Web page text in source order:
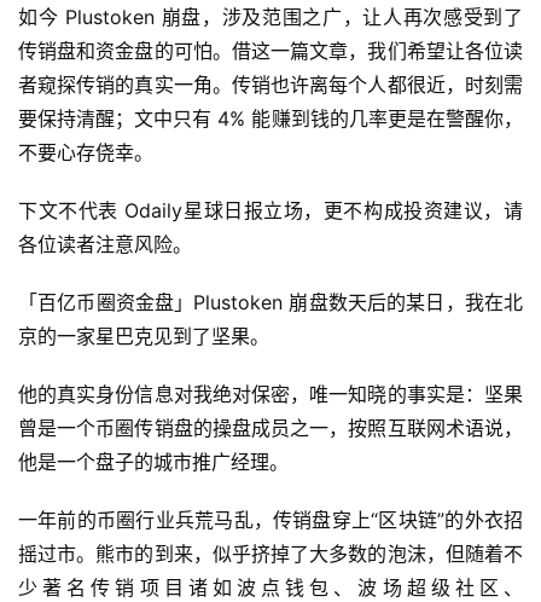
如今 Plustoken 崩盘，涉及范围之广，让人再次感受到了
传销盘和资金盘的可怕。借这一篇文章，我们希望让各位读
者窥探传销的真实一角。传销也许离每个人都很近，时刻需
要保持清醒；文中只有 4% 能赚到钱的几率更是在警醒你，
不要心存侥幸。
下文不代表 Odaily星球日报立场，更不构成投资建议，请
各位读者注意风险。
「百亿币圈资金盘」Plustoken 崩盘数天后的某日，我在北
京的一家星巴克见到了坚果。
他的真实身份信息对我绝对保密，唯一知晓的事实是：坚果
曾是一个币圈传销盘的操盘成员之一，按照互联网术语说，
他是一个盘子的城市推广经理。
一年前的币圈行业兵荒马乱，传销盘穿上“区块链”的外衣招
摇过市。熊市的到来，似乎挤掉了大多数的泡沫，但随着不
少著名传销项目诸如波点钱包、波场超级社区、